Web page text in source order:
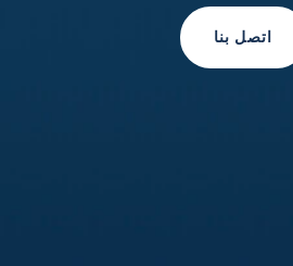
اتصل بنا